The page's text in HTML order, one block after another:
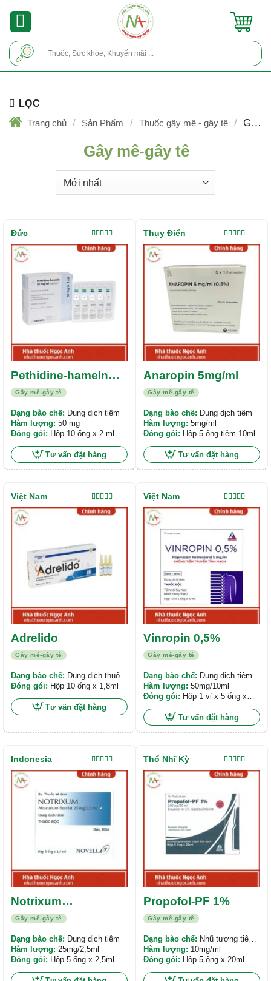
Gây mê-gây tê
Trang chủ / Sản Phẩm / Thuốc gây mê - gây tê / Gây
LỌC
Gây mê-gây tê
Pethidine-hameln
50mg/ml
Được xếp
hạng5.00
Dạng bào chế: Dung dịch tiêm
Hàm lượng: 50 mg
Đóng gói: Hộp 10 ống x 2 ml
Tư vấn đặt hàng
Đức
Gây mê-gây tê
Anaropin 5mg/ml
Được xếp
hạng5.00
Dạng bào chế: Dung dịch tiêm
Hàm lượng: 5mg/ml
Đóng gói: Hộp 5 ống tiêm 10ml
Tư vấn đặt hàng
Thụy Điển
Gây mê-gây tê
Adrelido
Được xếp
hạng5.00
Dạng bào chế:
tiêm
Đóng gói: Hộp 10 ống x 1,8ml
Tư vấn đặt hàng
Việt Nam
Gây mê-gây tê
Vinropin 0,5%
Được xếp
hạng5.00
Dạng bào chế: Dung dịch tiêm
Hàm lượng: 50mg/10ml
Đóng gói:
10ml
Tư vấn đặt hàng
Việt Nam
Gây mê-gây tê
Notrixum
25mg/2,5ml
Được xếp
hạng5.00
Dạng bào chế: Dung dịch tiêm
Hàm lượng: 25mg/2,5ml
Đóng gói: Hộp 5 ống x 2,5ml
Indonesia
Gây mê-gây tê
Propofol-PF 1%
Được xếp
hạng4.00
Dạng bào chế:
hoặc truyền tĩnh mạch
Hàm lượng: 10mg/ml
Đóng gói: Hộp 5 ống x 20ml
Thổ Nhĩ Kỳ